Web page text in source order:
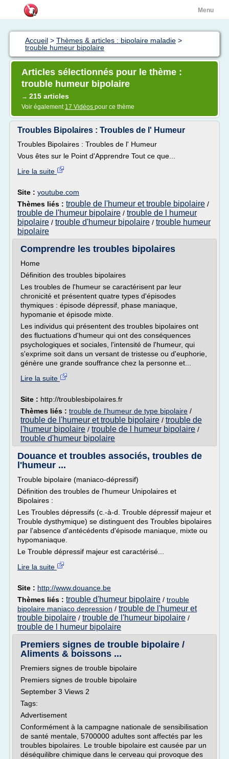
Menu
Accueil > Thèmes & articles : bipolaire maladie >
trouble humeur bipolaire
Articles sélectionnés pour le thème :
trouble humeur bipolaire
→ 215 articles
Voir également 17 Vidéos pour ce thème
Troubles Bipolaires : Troubles de l' Humeur
Troubles Bipolaires : Troubles de l' Humeur
Vous êtes sur le Point d'Apprendre Tout ce que...
Lire la suite
Site : youtube.com
Thèmes liés : trouble de l'humeur et trouble bipolaire /
trouble de l'humeur bipolaire / trouble de l humeur
bipolaire / trouble d'humeur bipolaire / trouble humeur
bipolaire
Comprendre les troubles bipolaires
Home
Définition des troubles bipolaires
Les troubles de l'humeur se caractérisent par leur
chronicité et présentent quatre types d'épisodes
thymiques : épisode dépressif, phase maniaque,
hypomanie et épisode mixte.
Les individus qui présentent des troubles bipolaires ont
des fluctuations d'humeur qui ont des conséquences
psychologiques et sociales, l'intensité de l'humeur, qui
s'exprime soit dans un versant de tristesse ou d'euphorie,
génère une grande souffrance chez la personne et...
Lire la suite
Site : http://troublesbipolaires.fr
Thèmes liés : trouble de l'humeur de type bipolaire /
trouble de l'humeur et trouble bipolaire / trouble de
l'humeur bipolaire / trouble de l humeur bipolaire /
trouble d'humeur bipolaire
Douance et troubles associés, troubles de
l'humeur ...
Trouble bipolaire (maniaco-dépressif)
Définition des troubles de l'humeur Unipolaires et
Bipolaires :
Les Troubles dépressifs (c.-à-d. Trouble dépressif majeur et
Trouble dysthymique) se distinguent des Troubles bipolaires
par l'absence d'antécédents d'épisode maniaque, mixte ou
hypomaniaque.
Le Trouble dépressif majeur est caractérisé...
Lire la suite
Site : http://www.douance.be
Thèmes liés : trouble d'humeur bipolaire / trouble
bipolaire maniaco depression / trouble de l'humeur et
trouble bipolaire / trouble de l'humeur bipolaire /
trouble de l humeur bipolaire
Premiers signes de trouble bipolaire /
Aliments & boissons ...
Premiers signes de trouble bipolaire
Premiers signes de trouble bipolaire
September 3 Views 2
Tags:
Advertisement
Conformément à la campagne nationale de sensibilisation
de santé mentale, 5700000 adultes sont affectés par les
troubles bipolaires. Le trouble bipolaire est causée par un
déséquilibre chimique dans le cerveau qui provoque des